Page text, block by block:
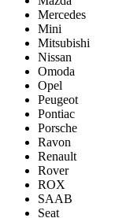
Mercedes
Mini
Mitsubishi
Nissan
Omoda
Opel
Peugeot
Pontiac
Porsсhe
Ravon
Renault
Rover
ROX
SAAB
Seat